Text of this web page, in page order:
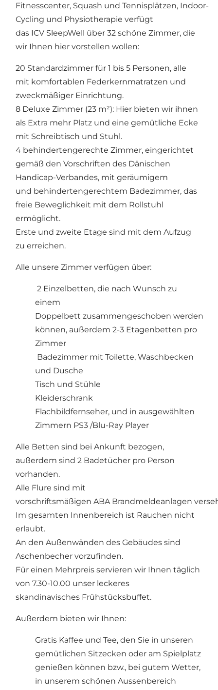
Fitnesscenter, Squash und Tennisplätzen, Indoor-
Cycling und Physiotherapie verfügt
das ICV SleepWell über 32 schöne Zimmer, die
wir Ihnen hier vorstellen wollen:
20 Standardzimmer für 1 bis 5 Personen, alle
mit komfortablen Federkernmatratzen und
zweckmäßiger Einrichtung.
8 Deluxe Zimmer (23 m²): Hier bieten wir ihnen
als Extra mehr Platz und eine gemütliche Ecke
mit Schreibtisch und Stuhl.
4 behindertengerechte Zimmer, eingerichtet
gemäß den Vorschriften des Dänischen
Handicap-Verbandes, mit geräumigem
und behindertengerechtem Badezimmer, das
freie Beweglichkeit mit dem Rollstuhl
ermöglicht.
Erste und zweite Etage sind mit dem Aufzug
zu erreichen.
Alle unsere Zimmer verfügen über:
2 Einzelbetten, die nach Wunsch zu
einem
Doppelbett zusammengeschoben werden
können, außerdem 2-3 Etagenbetten pro
Zimmer
Badezimmer mit Toilette, Waschbecken
und Dusche
Tisch und Stühle
Kleiderschrank
Flachbildfernseher, und in ausgewählten
Zimmern PS3 /Blu-Ray Player
Alle Betten sind bei Ankunft bezogen,
außerdem sind 2 Badetücher pro Person
vorhanden.
Alle Flure sind mit
vorschriftsmäßigen ABA Brandmeldeanlagen
Im gesamten Innenbereich ist Rauchen nicht
erlaubt.
An den Außenwänden des Gebäudes sind
Aschenbecher vorzufinden.
Für einen Mehrpreis servieren wir Ihnen täglich
von 7.30-10.00 unser leckeres
skandinavisches Frühstücksbuffet.
Außerdem bieten wir Ihnen:
Gratis Kaffee und Tee, den Sie in unseren
gemütlichen Sitzecken oder am Spielplatz
genießen können bzw., bei gutem Wetter,
in unserem schönen Aussenbereich